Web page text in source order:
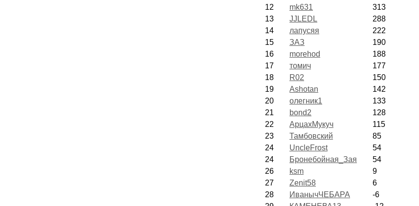
12 mk631
313
13
JJLEDL
288
14
лапусяя
222
15
ЗАЗ
190
16
morehod
188
17
томич
177
18
R02
150
19
Ashotan
142
20
олегник1
133
21
bond2
128
22
АрцахМукуч
115
23
Тамбовский
85
24
UncleFrost
54
24
Бронебойная_Зая
54
26
ksm
9
27
Zenit58
6
28
ИванычЧЕБАРА
-6